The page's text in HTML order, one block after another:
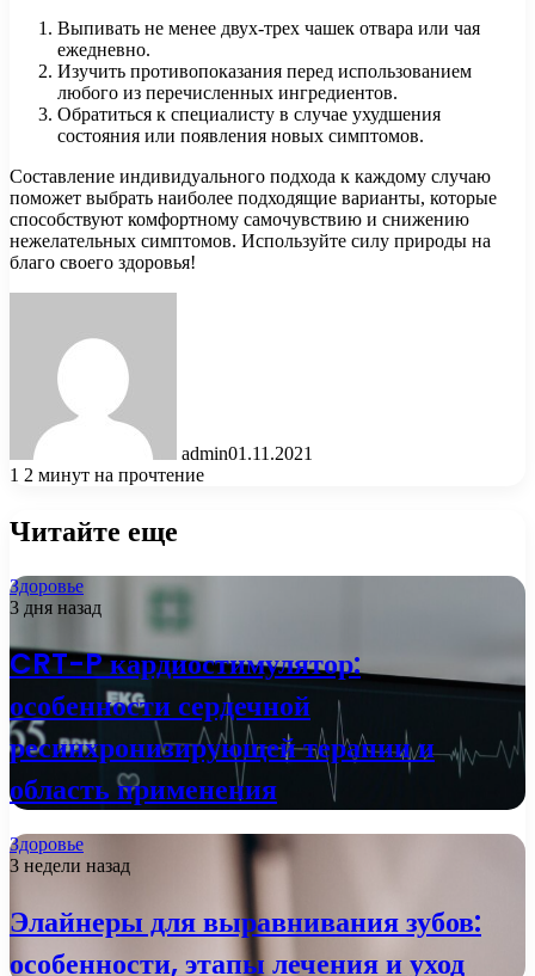
Выпивать не менее двух-трех чашек отвара или чая
ежедневно.
Изучить противопоказания перед использованием
любого из перечисленных ингредиентов.
Обратиться к специалисту в случае ухудшения
состояния или появления новых симптомов.
Составление индивидуального подхода к каждому случаю
поможет выбрать наиболее подходящие варианты, которые
способствуют комфортному самочувствию и снижению
нежелательных симптомов. Используйте силу природы на
благо своего здоровья!
admin01.11.2021
1 2 минут на прочтение
Читайте еще
Здоровье
3 дня назад
CRT-P кардиостимулятор:
особенности сердечной
ресинхронизирующей терапии и
область применения
Здоровье
3 недели назад
Элайнеры для выравнивания зубов:
особенности, этапы лечения и уход